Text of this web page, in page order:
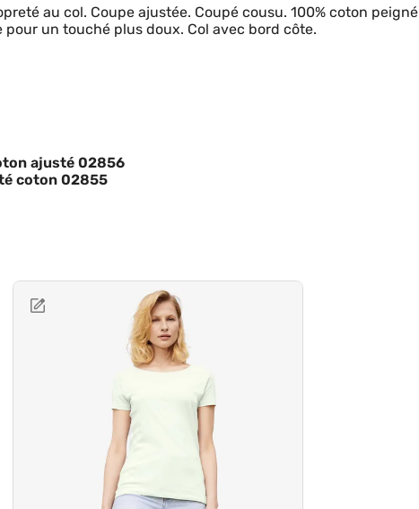
au col. Coupe ajustée. Coupé cousu. 100% coton peigné
un touché plus doux. Col avec bord côte.
ajusté 02856
coton 02855